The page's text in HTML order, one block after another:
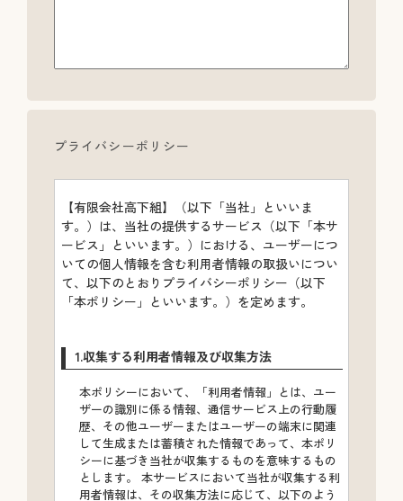
プライバシーポリシー
【有限会社高下組】（以下「当社」といいま
す。）は、当社の提供するサービス（以下「本サ
ービス」といいます。）における、ユーザーにつ
いての個人情報を含む利用者情報の取扱いについ
て、以下のとおりプライバシーポリシー（以下
「本ポリシー」といいます。）を定めます。
1.収集する利用者情報及び収集方法
本ポリシーにおいて、「利用者情報」とは、ユー
ザーの識別に係る情報、通信サービス上の行動履
歴、その他ユーザーまたはユーザーの端末に関連
して生成または蓄積された情報であって、本ポリ
シーに基づき当社が収集するものを意味するもの
とします。 本サービスにおいて当社が収集する利
用者情報は、その収集方法に応じて、以下のよう